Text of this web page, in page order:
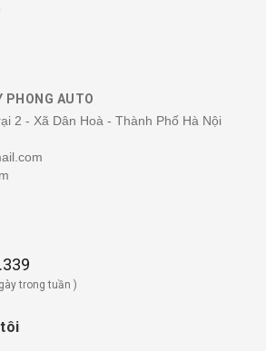
PHONG AUTO
2 - Xã Dân Hoà - Thành Phố Hà Nội
trong tuần )